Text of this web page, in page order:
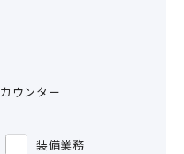
カウンター
装備業務